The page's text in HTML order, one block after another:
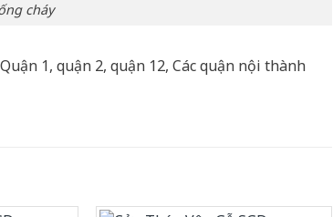
cháy
1, quận 2, quận 12, Các quận nội thành